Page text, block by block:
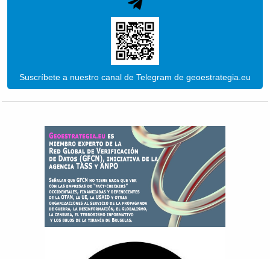
Suscríbete a nuestro canal de Telegram de geoestrategia.eu